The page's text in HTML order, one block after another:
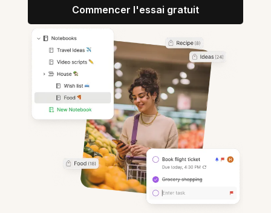
Commencer l'essai gratuit